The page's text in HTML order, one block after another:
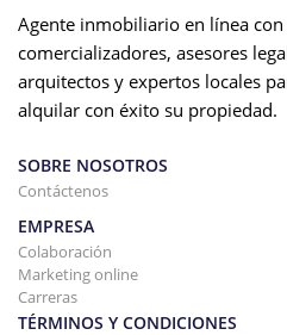
Agente inmobiliario en línea
comercializadores, asesores
arquitectos y expertos locales
alquilar con éxito su propiedad.
SOBRE NOSOTROS
Contáctenos
EMPRESA
Colaboración
Marketing online
Carreras
TÉRMINOS Y CONDICIONES